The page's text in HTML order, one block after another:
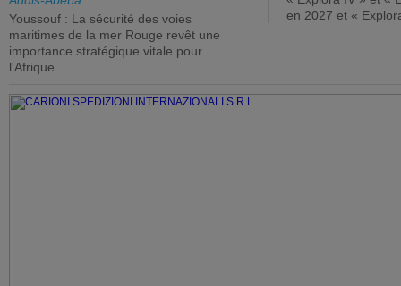
Youssouf : La sécurité des voies
maritimes de la mer Rouge revêt une
importance stratégique vitale pour
l'Afrique.
en 2027 et «